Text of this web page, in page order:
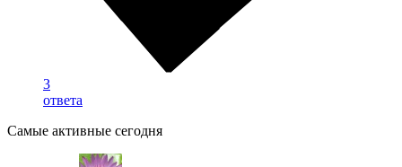
3
ответа
Самые активные сегодня